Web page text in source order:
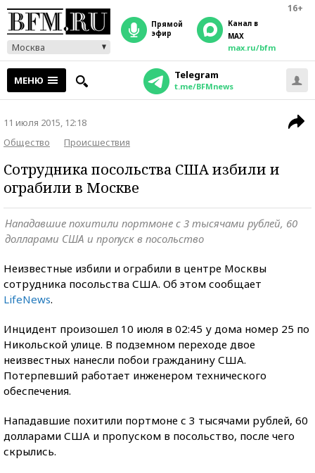
16+
Москва
прямой
эфир
Канал в
MAX
max.ru/bfm
МЕНЮ Telegram
t.me/BFMnews
11 июля 2015, 12:18
Общество
Происшествия
Сотрудника посольства США избили и
ограбили в Москве
Нападавшие похитили портмоне с 3 тысячами рублей, 60
долларами США и пропуск в посольство
Неизвестные избили и ограбили в центре Москвы
сотрудника посольства США. Об этом сообщает
LifeNews.
Инцидент произошел 10 июля в 02:45 у дома номер 25 по
Никольской улице. В подземном переходе двое
неизвестных нанесли побои гражданину США.
Потерпевший работает инженером технического
обеспечения.
Нападавшие похитили портмоне с 3 тысячами рублей, 60
долларами США и пропуском в посольство, после чего
скрылись.